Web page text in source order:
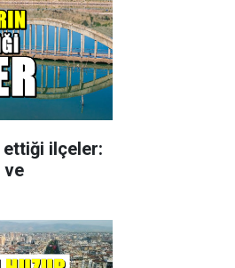
ettiği ilçeler:
ve